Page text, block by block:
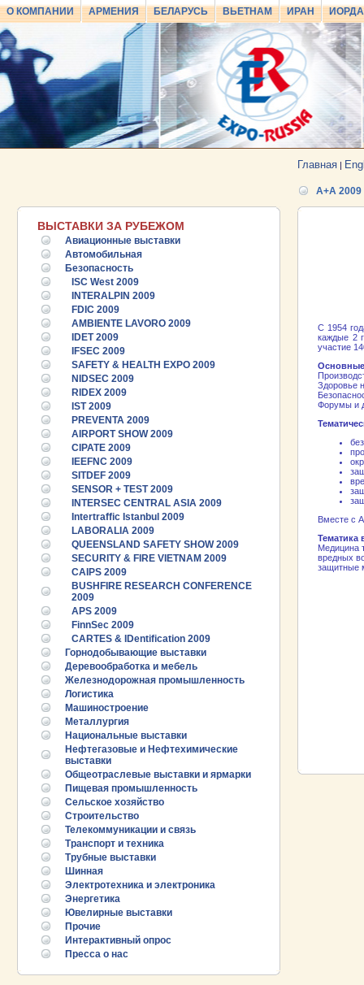
О КОМПАНИИ АРМЕНИЯ БЕЛАРУСЬ ВЬЕТНАМ ИРАН
Главная |
ВЫСТАВКИ ЗА РУБЕЖОМ
Авиационные выставки
Автомобильная
Безопасность
ISC West 2009
INTERALPIN 2009
FDIC 2009
AMBIENTE LAVORO 2009
IDET 2009
IFSEC 2009
SAFETY & HEALTH EXPO 2009
NIDSEC 2009
RIDEX 2009
IST 2009
PREVENTA 2009
AIRPORT SHOW 2009
CIPATE 2009
IEEFNC 2009
SITDEF 2009
SENSOR + TEST 2009
INTERSEC CENTRAL ASIA 2009
Intertraffic Istanbul 2009
LABORALIA 2009
QUEENSLAND SAFETY SHOW 2009
SECURITY & FIRE VIETNAM 2009
CAIPS 2009
BUSHFIRE RESEARCH CONFERENCE
2009
APS 2009
FinnSec 2009
CARTES & IDentification 2009
Горнодобывающие выставки
Деревообработка и мебель
Железнодорожная промышленность
Логистика
Машиностроение
Металлургия
Национальные выставки
Нефтегазовые и Нефтехимические
выставки
Общеотраслевые выставки и ярмарки
Пищевая промышленность
Сельское хозяйство
Строительство
Телекоммуникации и связь
Транспорт и техника
Трубные выставки
Шинная
Электротехника и электроника
Энергетика
Ювелирные выставки
Прочие
Интерактивный опрос
Пресса о нас
25.06.2026 :: Пост-релиз
25.06.2026 ::
Деловая программа EXPO EURASIA
VIETNAM 2026
24.06.2026 ::Открытие VII Международной
A+A 2009
С 1954
каждые 2
участие
Здоровье
Форумы и
Вместе с
Тематика
Медицина
вредных
защитные